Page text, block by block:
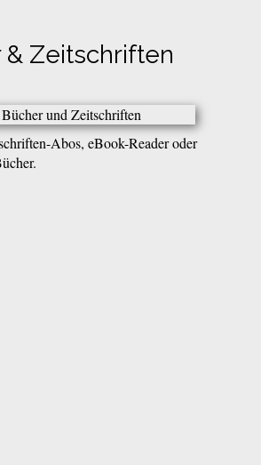
& Zeitschriften
Abos, eBook-Reader oder